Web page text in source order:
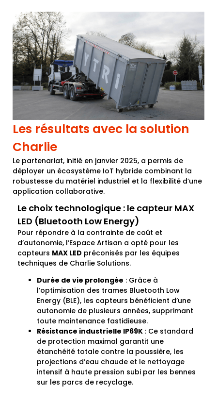
Les résultats avec la solution
Charlie
Le partenariat, initié en janvier 2025, a permis de
déployer un écosystème IoT hybride combinant la
robustesse du matériel industriel et la flexibilité d’une
application collaborative.
Le choix technologique : le capteur MAX
LED (Bluetooth Low Energy)
Pour répondre à la contrainte de coût et
d’autonomie, l’Espace Artisan a opté pour les
capteurs MAX LED préconisés par les équipes
techniques de Charlie Solutions.
Durée de vie prolongée : Grâce à
l’optimisation des trames Bluetooth Low
Energy (BLE), les capteurs bénéficient d’une
autonomie de plusieurs années, supprimant
toute maintenance fastidieuse.
Résistance industrielle IP69K : Ce standard
de protection maximal garantit une
étanchéité totale contre la poussière, les
projections d’eau chaude et le nettoyage
intensif à haute pression subi par les bennes
sur les parcs de recyclage.